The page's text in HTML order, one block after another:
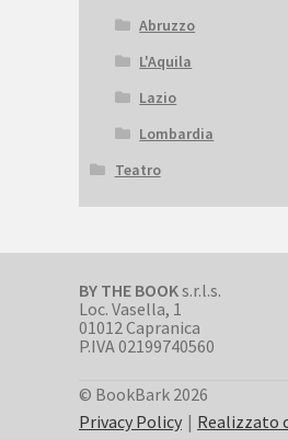
Abruzzo
L'Aquila
Lazio
Lombardia
Teatro
BY THE BOOKs.r.l.s.
Loc. Vasella, 1
01012 Capranica
P.IVA 02199740560
© BookBark 2026
Privacy Policy
Realizzato